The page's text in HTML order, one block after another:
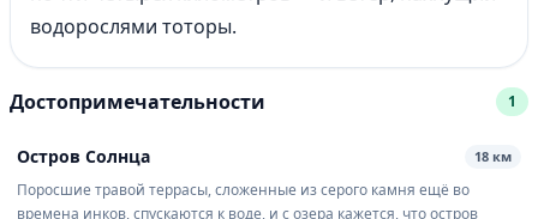
водорослями тоторы.
Достопримечательности 1
Остров Солнца 18 км
Поросшие травой террасы, сложенные из серого камня ещё во
времена инков, спускаются к воде, и с озера кажется, что остров